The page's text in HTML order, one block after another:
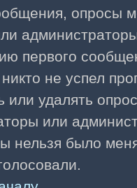
опросы
первого
не успел
или удалять
или
нельзя было